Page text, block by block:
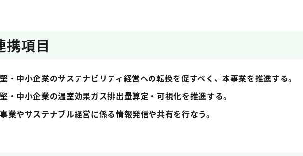
携項目
・中小企業のサステナビリティ経営への転換を促すべく、本事業を推進する。
・中小企業の温室効果ガス排出量算定・可視化を推進する。
業やサステナブル経営に係る情報発信や共有を行なう。